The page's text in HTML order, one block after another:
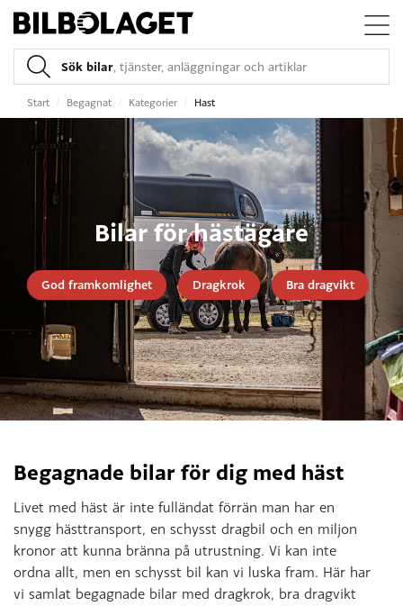
Sök bilar, tjänster, anläggningar och artiklar
Start Begagnat Kategorier Hast
Bilar för hästägare
God framkomlighet Dragkrok Bra dragvikt
Begagnade bilar för dig med häst
Livet med häst är inte fulländat förrän man har en
snygg hästtransport, en schysst dragbil och en miljon
kronor att kunna bränna på utrustning. Vi kan inte
ordna allt, men en schysst bil kan vi luska fram. Här har
vi samlat begagnade bilar med dragkrok, bra dragvikt